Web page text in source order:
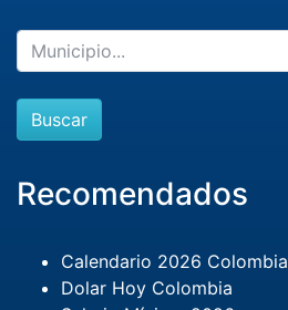
Buscar
Recomendados
Calendario 2026 Colombia
Dolar Hoy Colombia